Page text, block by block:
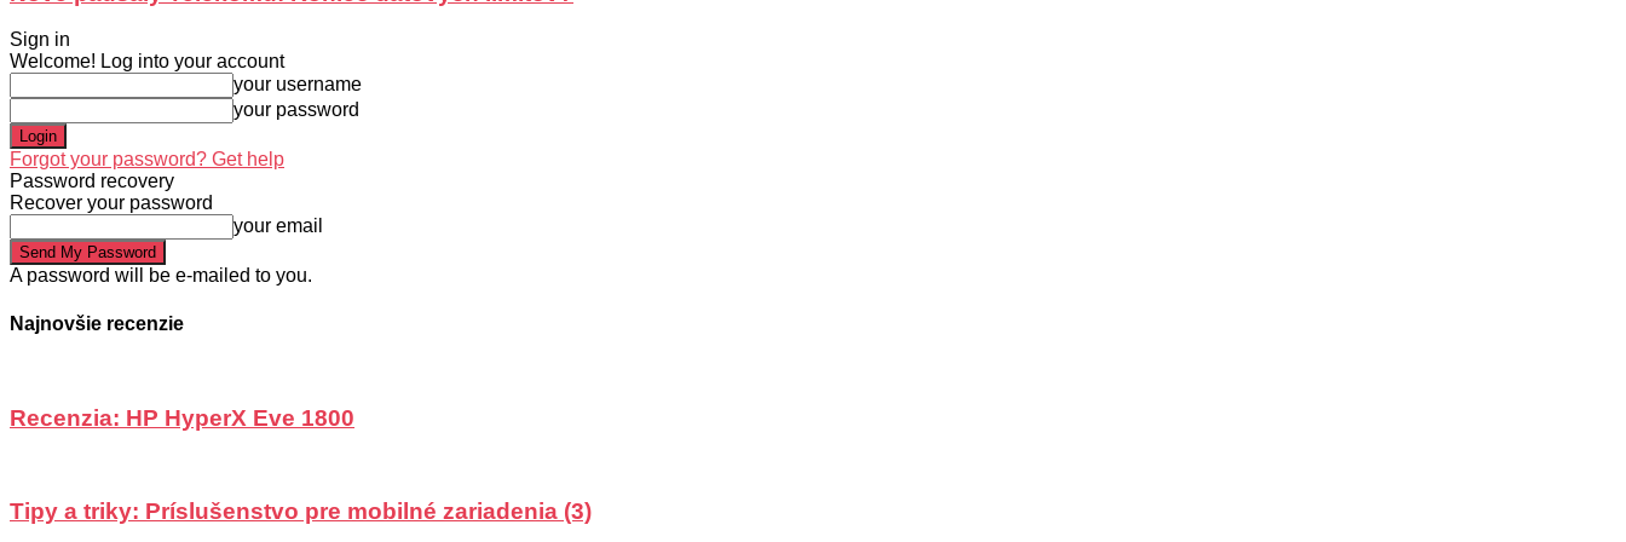
Sign in
Welcome! Log into your account
your username
your password
Forgot your password? Get help
Password recovery
Recover your password
your email
A password will be e-mailed to you.
Najnovšie recenzie
Recenzia: HP HyperX Eve 1800
Tipy a triky: Príslušenstvo pre mobilné zariadenia (3)